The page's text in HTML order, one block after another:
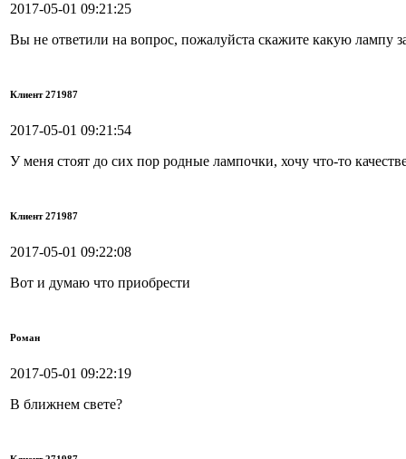
2017-05-01 09:21:25
Вы не ответили на вопрос, пожалуйста скажите какую лампу
Клиент 271987
2017-05-01 09:21:54
У меня стоят до сих пор родные лампочки, хочу что-то
Клиент 271987
2017-05-01 09:22:08
Вот и думаю что приобрести
Роман
2017-05-01 09:22:19
В ближнем свете?